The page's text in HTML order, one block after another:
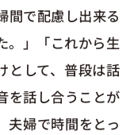
間で配慮し出来る
。」「これから生
として、普段は話
を話し合うことが
夫婦で時間をとっ